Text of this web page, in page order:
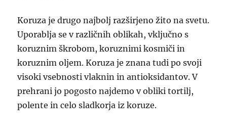
Koruza je drugo najbolj razširjeno žito na svetu.
Uporablja se v različnih oblikah, vključno s
koruznim škrobom, koruznimi kosmiči in
koruznim oljem. Koruza je znana tudi po svoji
visoki vsebnosti vlaknin in antioksidantov. V
prehrani jo pogosto najdemo v obliki tortilj,
polente in celo sladkorja iz koruze.